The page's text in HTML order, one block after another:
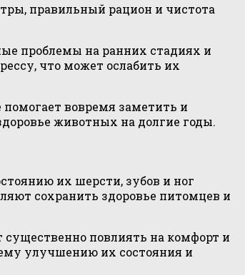
правильный рацион и чистота
проблемы на ранних стадиях и
что может ослабить их
вовремя заметить и
животных на долгие годы.
их шерсти, зубов и ног
сохранить здоровье питомцев и
существенно повлиять на комфорт и
улучшению их состояния и